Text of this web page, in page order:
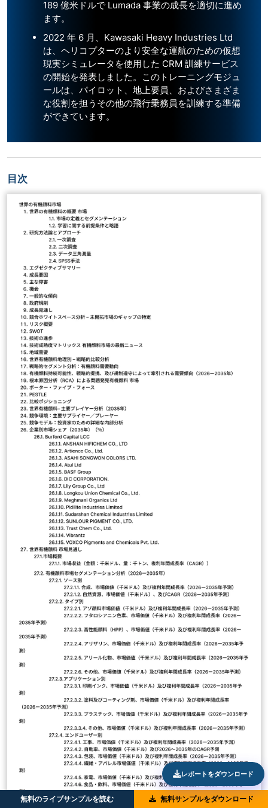
189 億米ドルで Lumada 事業の成長を適切に進め
ます。
2022 年 6 月、Kawasaki Heavy Industries Ltd
は、ヘリコプターのより安全な運航のための仮想
現実シミュレータを使用した CRM 訓練サービス
の開始を発表しました。このトレーニングモジュ
ールは、パイロット、地上要員、およびさまざま
な役割を担うその他の飛行乗務員を訓練する準備
ができています。
目次
無料のライブサンプルを読む 無料サンプルをダウンロード
レポートをダウンロード